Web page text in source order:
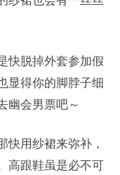
快脱掉外套参加假
显得你的脚脖子细
幽会男票吧～
快用纱裙来弥补，
高跟鞋虽是必不可